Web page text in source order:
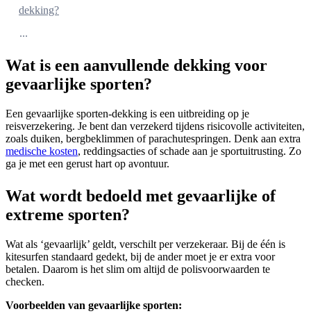
dekking?
...
Wat is een aanvullende dekking voor
gevaarlijke sporten?
Een gevaarlijke sporten-dekking is een uitbreiding op je
reisverzekering. Je bent dan verzekerd tijdens risicovolle activiteiten,
zoals duiken, bergbeklimmen of parachutespringen. Denk aan extra
medische kosten, reddingsacties of schade aan je sportuitrusting. Zo
ga je met een gerust hart op avontuur.
Wat wordt bedoeld met gevaarlijke of
extreme sporten?
Wat als ‘gevaarlijk’ geldt, verschilt per verzekeraar. Bij de één is
kitesurfen standaard gedekt, bij de ander moet je er extra voor
betalen. Daarom is het slim om altijd de polisvoorwaarden te
checken.
Voorbeelden van gevaarlijke sporten: